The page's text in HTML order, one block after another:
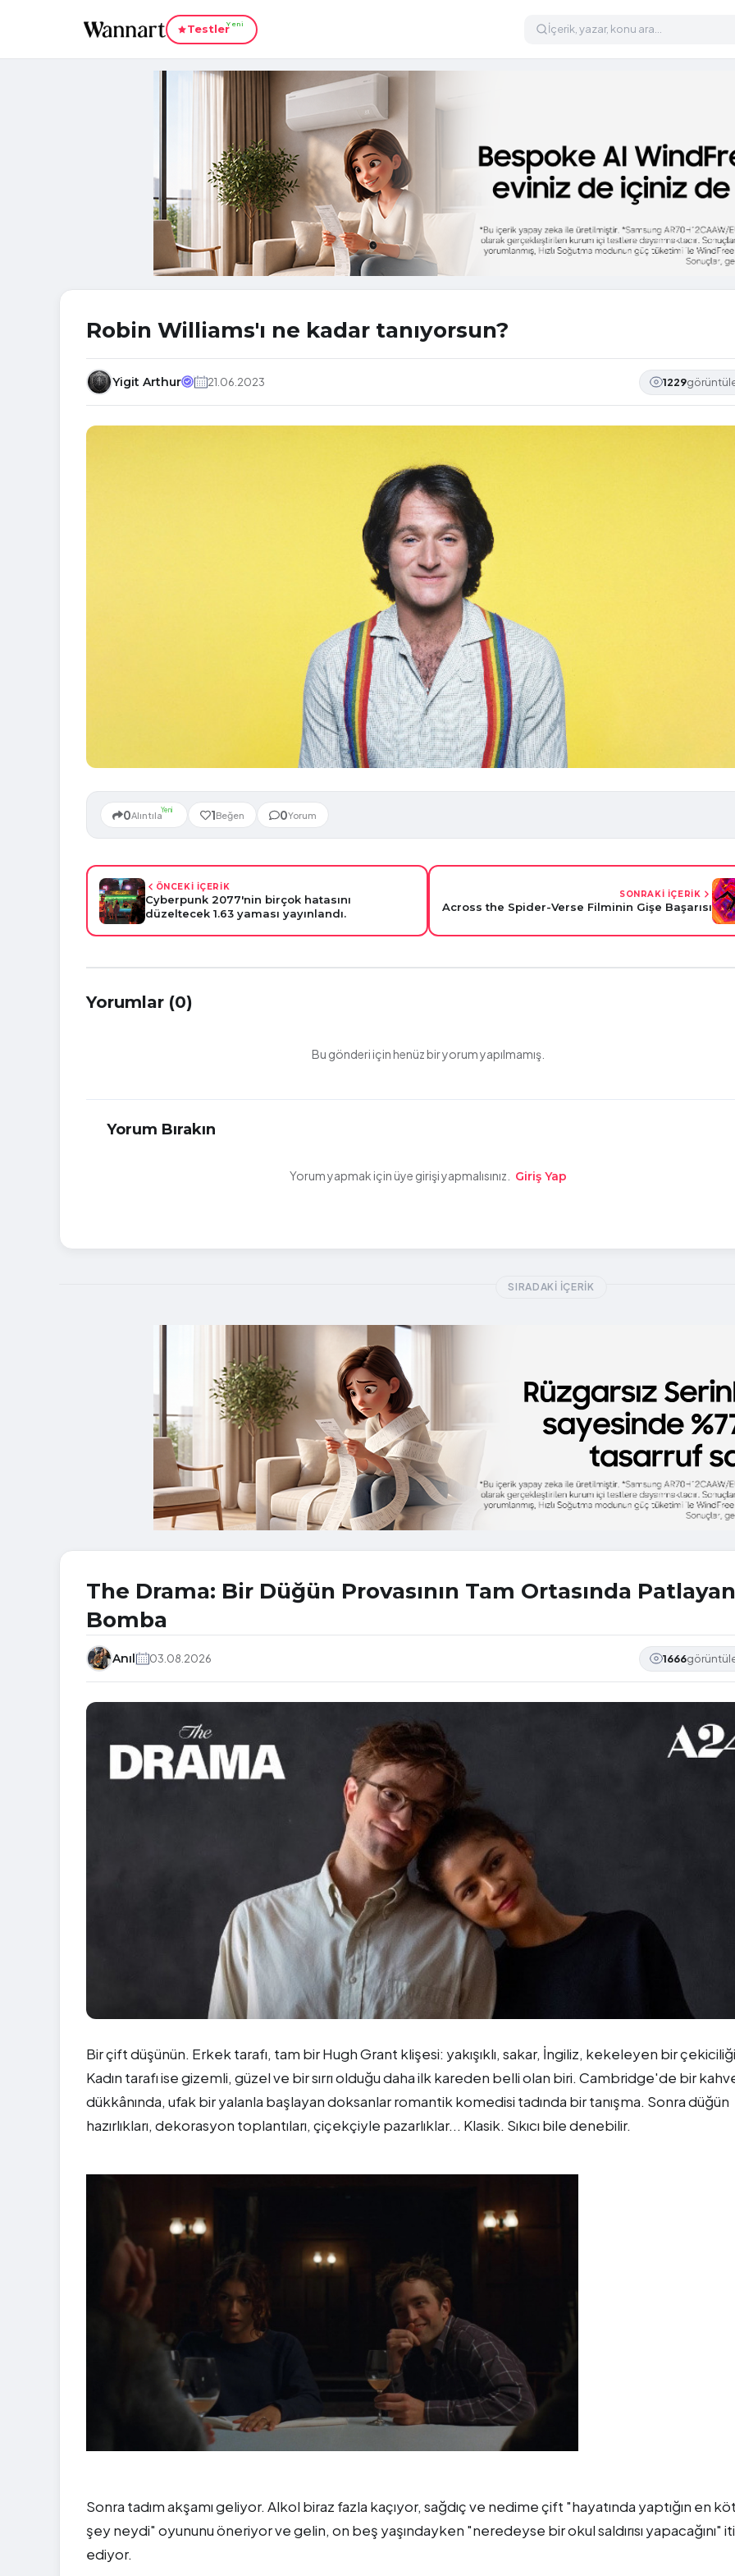
TestlerYeni
Robin Williams'ı ne kadar tanıyorsun?
Yigit Arthur 21.06.2023 1229
0AlıntılaYeni 1Beğen 0Yorum
ÖNCEKİ İÇERİK
Cyberpunk 2077'nin birçok hatasını
düzeltecek 1.63 yaması yayınlandı.
SONRAKİ İÇERİK
Across the Spider-Verse Filminin Gişe Başarısı
Yorumlar (0)
Bu gönderi için henüz bir yorum yapılmamış.
Yorum Bırakın
Yorum yapmak için üye girişi yapmalısınız. Giriş Yap
SIRADAKI İÇERIK
The Drama: Bir Düğün Provasının Tam Ortasında Patlayan
Bomba
Anıl 03.08.2026 1666
Bir çift düşünün. Erkek tarafı, tam bir Hugh Grant klişesi: yakışıklı, sakar, İngiliz, kekeleyen bir
Kadın tarafı ise gizemli, güzel ve bir sırrı olduğu daha ilk kareden belli olan biri. Cambridge'de bir
dükkânında, ufak bir yalanla başlayan doksanlar romantik komedisi tadında bir tanışma. Sonra düğün
hazırlıkları, dekorasyon toplantıları, çiçekçiyle pazarlıklar... Klasik. Sıkıcı bile denebilir.
Sonra tadım akşamı geliyor. Alkol biraz fazla kaçıyor, sağdıç ve nedime çift "hayatında yaptığın en
şey neydi" oyununu öneriyor ve gelin, on beş yaşındayken "neredeyse bir okul saldırısı yapacağını"
ediyor.